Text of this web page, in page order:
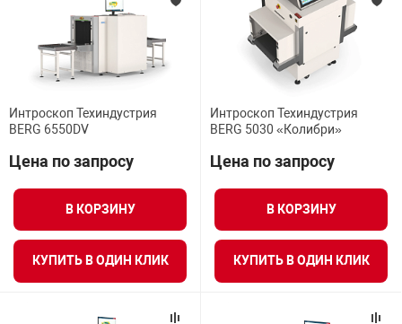
Интроскоп Техиндустрия
BERG 6550DV
Цена по запросу
В КОРЗИНУ
КУПИТЬ В ОДИН КЛИК
Интроскоп Техиндустрия
BERG 5030 «Колибри»
Цена по запросу
В КОРЗИНУ
КУПИТЬ В ОДИН КЛИК